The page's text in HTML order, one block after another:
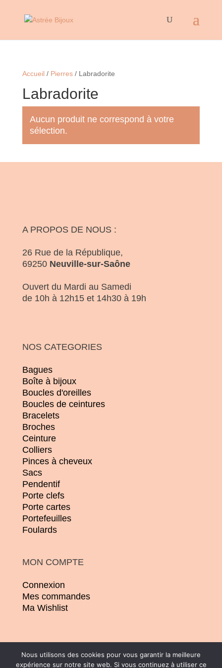
Accueil/ Pierres/ Labradorite
Labradorite
Aucun produit ne correspond à votre
sélection.
A PROPOS DE NOUS :
26 Rue de la République,
69250 Neuville-sur-Saône
Ouvert du Mardi au Samedi
de 10h à 12h15 et 14h30 à 19h
NOS CATEGORIES
Bagues
Boîte à bijoux
Boucles d'oreilles
Boucles de ceintures
Bracelets
Broches
Ceinture
Colliers
Pinces à cheveux
Sacs
Pendentif
Porte clefs
Porte cartes
Portefeuilles
Foulards
MON COMPTE
Connexion
Mes commandes
Ma Wishlist
Nous utilisons des cookies pour vous garantir la meilleure
expérience sur notre site web. Si vous continuez à utiliser ce